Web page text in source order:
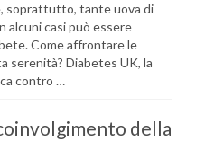
soprattutto, tante uova di
alcuni casi può essere
Come affrontare le
serenità? Diabetes UK, la
contro …
della